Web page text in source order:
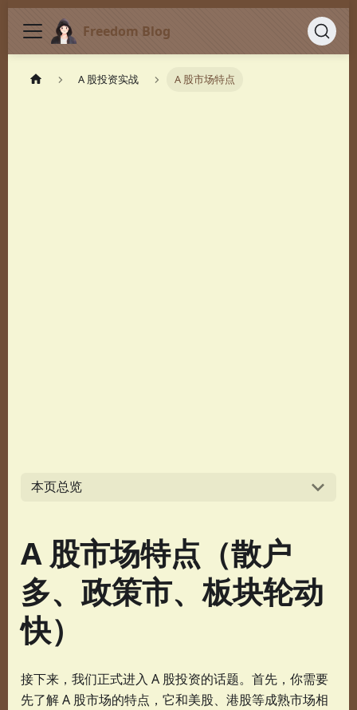
Freedom Blog
A 股投资实战 A 股市场特点
本页总览
A 股市场特点（散户
多、政策市、板块轮动
快）
接下来，我们正式进入 A 股投资的话题。首先，你需要
先了解 A 股市场的特点，它和美股、港股等成熟市场相